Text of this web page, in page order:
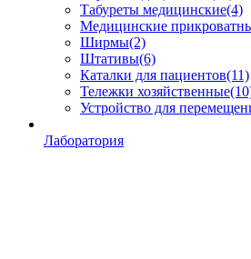
Табуреты медицинские(4)
Медицинские
Ширмы(2)
Штативы(6)
Каталки для пациентов(11)
Тележки хозяйственные
Устройство для
Лаборатория